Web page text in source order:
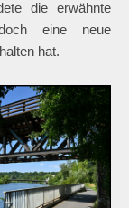
die erwähnte
eine neue
hat.